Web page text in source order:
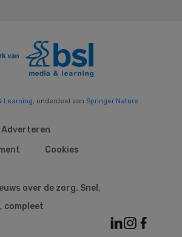
Learning, onderdeel van Springer Nature
Adverteren
Cookies
over de zorg. Snel,
compleet